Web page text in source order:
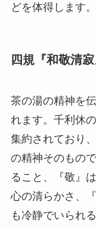
どを体得します。
四規『和敬清寂
茶の湯の精神を
れます。千利休
集約されており
の精神そのもの
ること、『敬』
心の清らかさ、
も冷静でいられ